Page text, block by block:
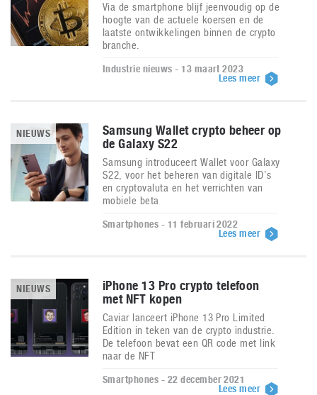
Via de smartphone blijf jeenvoudig op de
hoogte van de actuele koersen en de
laatste ontwikkelingen binnen de crypto
branche.
Industrie nieuws - 13 maart 2023
Lees meer
NIEUWS
Samsung Wallet crypto beheer op
de Galaxy S22
Samsung introduceert Wallet voor Galaxy
S22, voor het beheren van digitale ID’s
en cryptovaluta en het verrichten van
mobiele beta
Smartphones - 11 februari 2022
Lees meer
NIEUWS
iPhone 13 Pro crypto telefoon
met NFT kopen
Caviar lanceert iPhone 13 Pro Limited
Edition in teken van de crypto industrie.
De telefoon bevat een QR code met link
naar de NFT
Smartphones - 22 december 2021
Lees meer